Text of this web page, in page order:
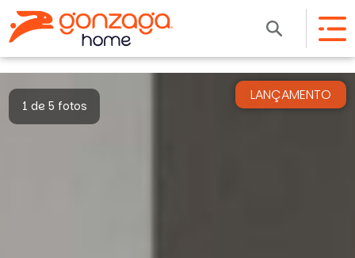
LANÇAMENTO
1 de 5 fotos